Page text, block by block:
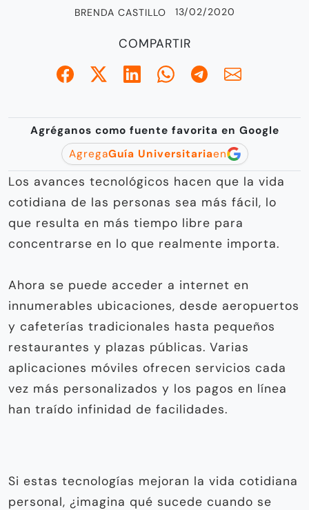
BRENDA CASTILLO 13/02/2020
COMPARTIR
Agréganos como fuente favorita en Google
AgregaGuía Universitariaen
Los avances tecnológicos hacen que la vida
cotidiana de las personas sea más fácil, lo
que resulta en más tiempo libre para
concentrarse en lo que realmente importa.
Ahora se puede acceder a internet en
innumerables ubicaciones, desde aeropuertos
y cafeterías tradicionales hasta pequeños
restaurantes y plazas públicas. Varias
aplicaciones móviles ofrecen servicios cada
vez más personalizados y los pagos en línea
han traído infinidad de facilidades.
Si estas tecnologías mejoran la vida cotidiana
personal, ¿imagina qué sucede cuando se